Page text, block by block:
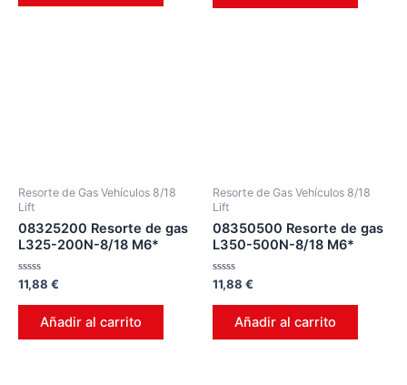
Resorte de Gas Vehículos 8/18
Lift
08325200 Resorte de gas
L325-200N-8/18 M6*
Valorado
en
0
11,88 €
Añadir al carrito
Resorte de Gas Vehículos 8/18
Lift
08350500 Resorte de gas
L350-500N-8/18 M6*
Valorado
en
0
11,88 €
Añadir al carrito